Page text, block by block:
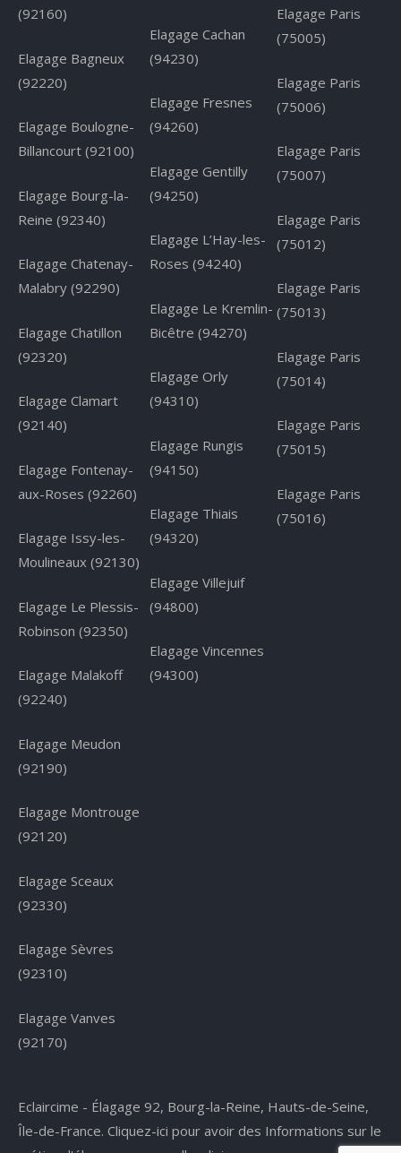
(92160)
Elagage Bagneux
(92220)
Elagage Boulogne-
Billancourt (92100)
Elagage Bourg-la-
Reine (92340)
Elagage Chatenay-
Malabry (92290)
Elagage Chatillon
(92320)
Elagage Clamart
(92140)
Elagage Fontenay-
aux-Roses (92260)
Elagage Issy-les-
Moulineaux (92130)
Elagage Le Plessis-
Robinson (92350)
Elagage Malakoff
(92240)
Elagage Meudon
(92190)
Elagage Montrouge
(92120)
Elagage Sceaux
(92330)
Elagage Sèvres
(92310)
Elagage Vanves
(92170)
Elagage Cachan
(94230)
Elagage Fresnes
(94260)
Elagage Gentilly
(94250)
Elagage L’Hay-les-
Roses (94240)
Elagage Le Kremlin-
Bicêtre (94270)
Elagage Orly
(94310)
Elagage Rungis
(94150)
Elagage Thiais
(94320)
Elagage Villejuif
(94800)
Elagage Vincennes
(94300)
Elagage Paris
(75005)
Elagage Paris
(75006)
Elagage Paris
(75007)
Elagage Paris
(75012)
Elagage Paris
(75013)
Elagage Paris
(75014)
Elagage Paris
(75015)
Elagage Paris
(75016)
Eclaircime - Élagage 92, Bourg-la-Reine, Hauts-de-Seine,
Île-de-France. Cliquez-ici pour avoir des Informations sur le